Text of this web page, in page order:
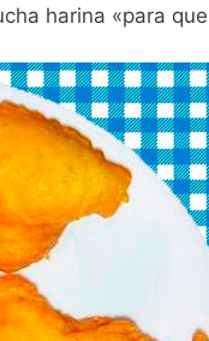
harina «para